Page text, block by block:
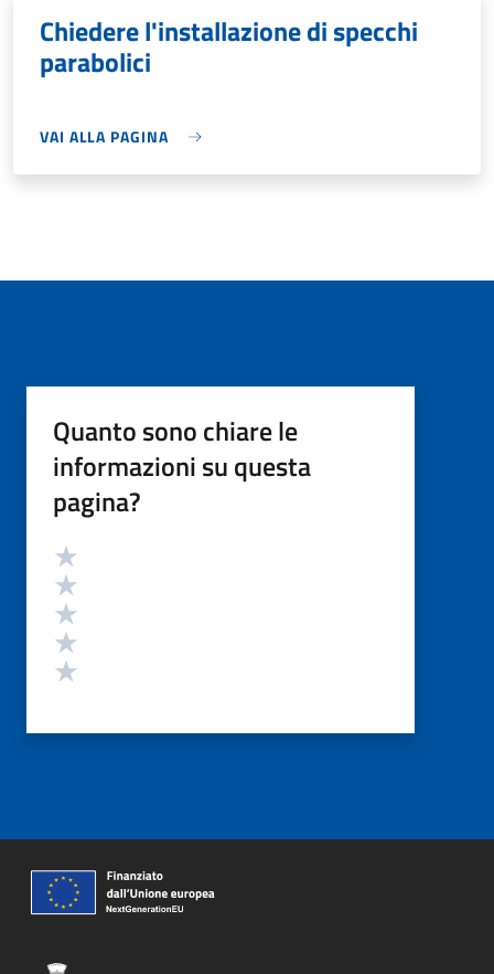
Chiedere l'installazione di specchi
parabolici
VAI ALLA PAGINA
Quanto sono chiare le
informazioni su questa
pagina?
Valutazione